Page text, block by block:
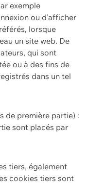
exemple
ou d'afficher
lorsque
un site web. De
qui sont
ou à des fins de
dans un tel
de première partie) :
sont placés par
tiers, également
cookies tiers sont